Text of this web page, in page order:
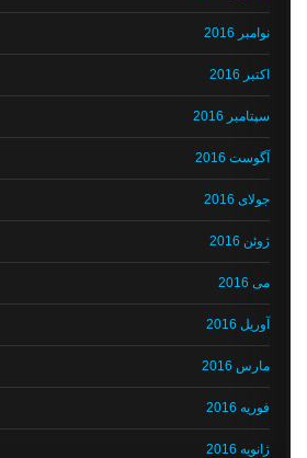
نوامبر 2016
اکتبر 2016
سپتامبر 2016
آگوست 2016
جولای 2016
ژوئن 2016
می 2016
آوریل 2016
مارس 2016
فوریه 2016
ژانویه 2016